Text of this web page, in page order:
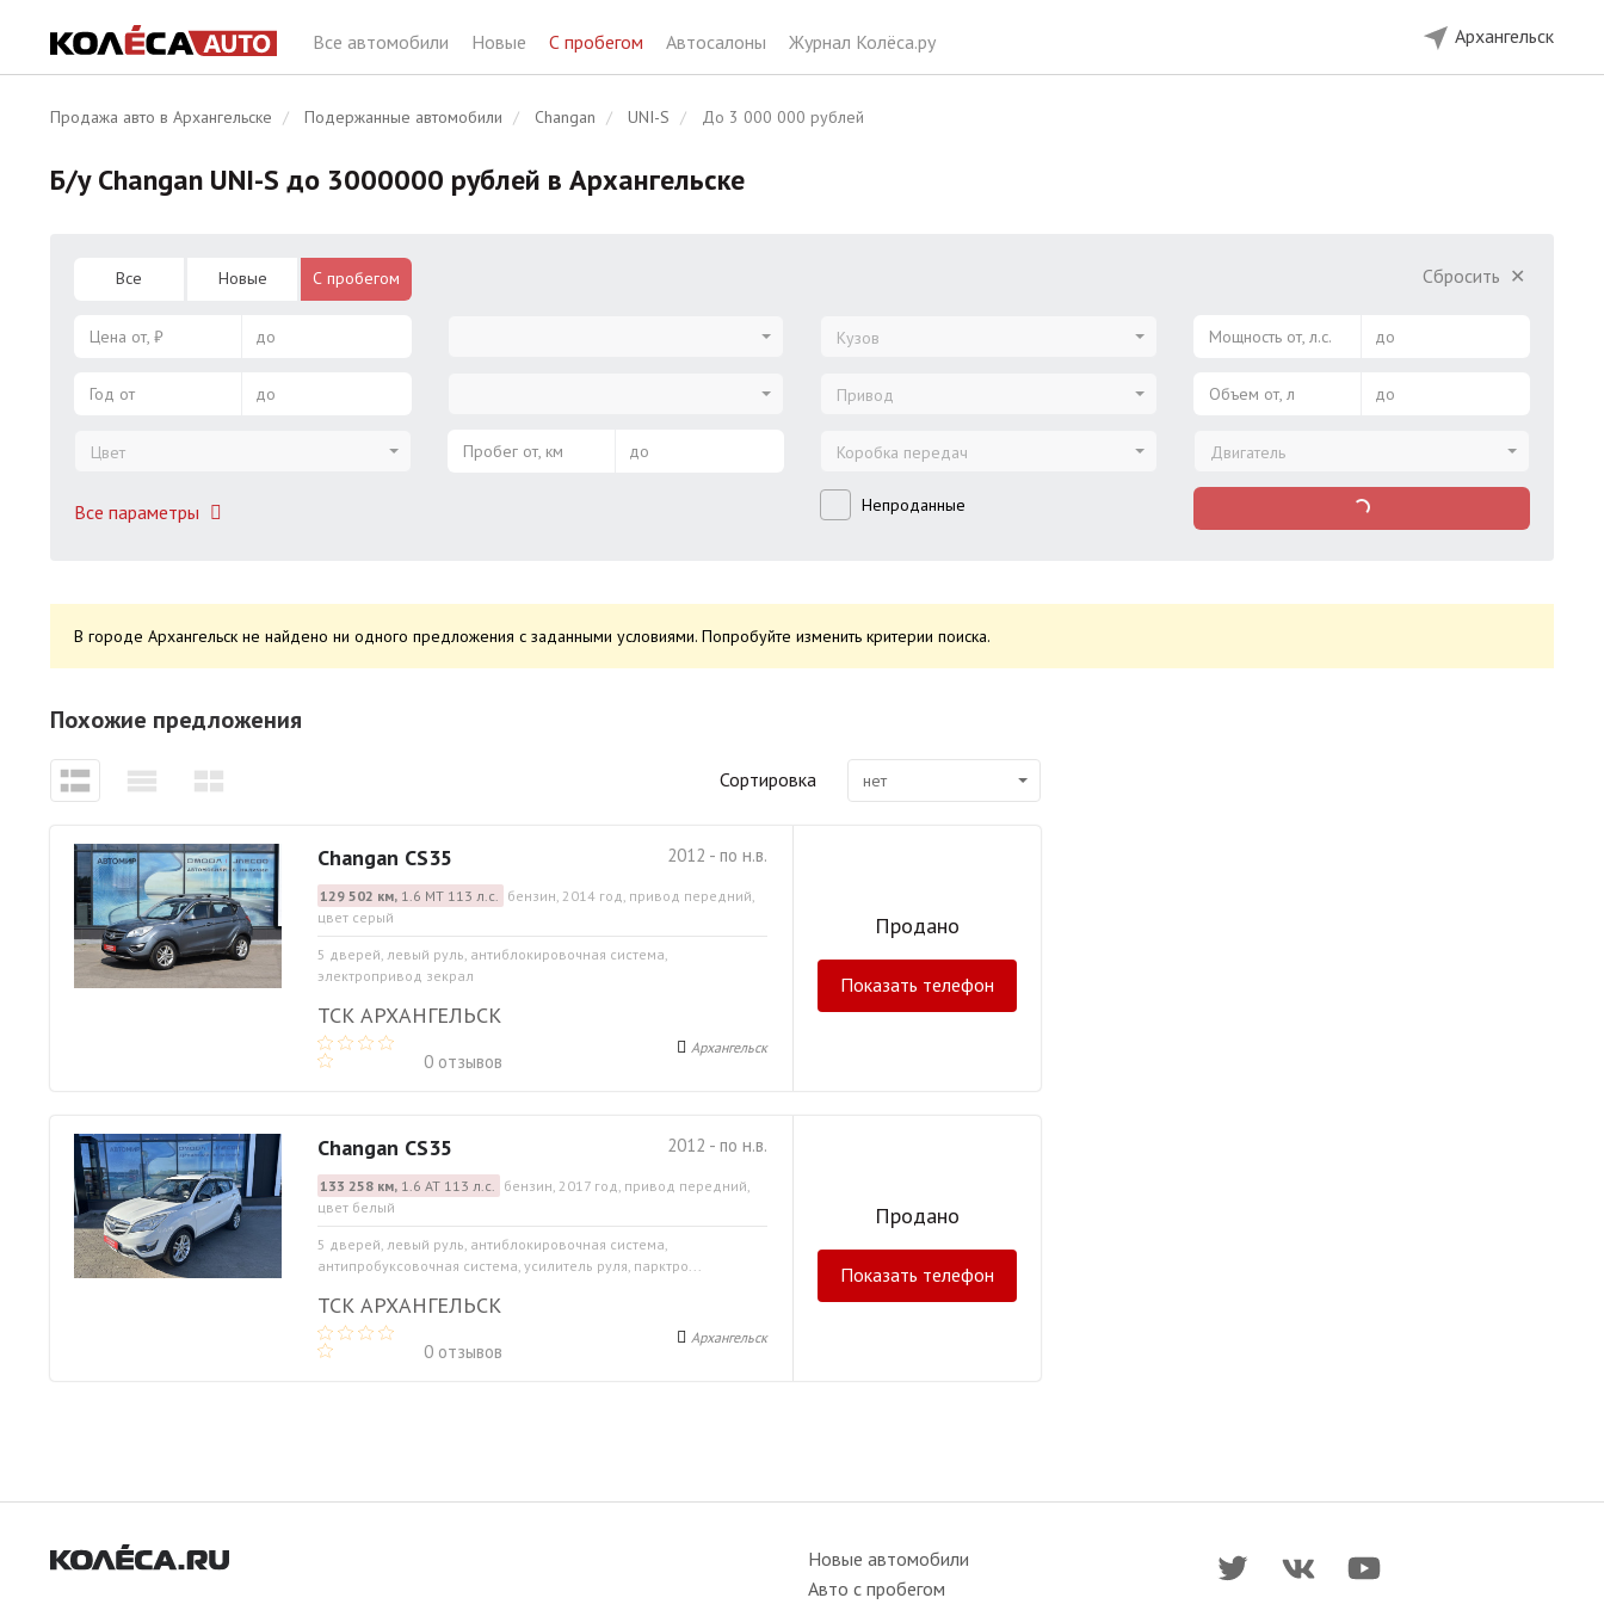
Все автомобили Новые С пробегом Автосалоны Журнал Колёса.ру Архангельск
Продажа авто в Архангельске Подержанные автомобили Changan UNI-S До 3 000 000 рублей
Б/у Changan UNI-S до 3000000 рублей в Архангельске
Все Новые С пробегом
Цена от, ₽ до
Год от до
Цвет
Все параметры
Пробег от, км до
Кузов
Привод
Коробка передач
Непроданные
Сбросить ✕
Мощность от, л.с. до
Объем от, л до
Двигатель
В городе Архангельск не найдено ни одного предложения с заданными условиями. Попробуйте изменить критерии поиска.
Похожие предложения
Сортировка нет
2012 - по н.в.
Changan CS35
129 502 км,1.6 МТ 113 л.с. бензин, 2014 год, привод передний,
цвет серый
5 дверей, левый руль, антиблокировочная система,
электропривод зекрал
ТСК АРХАНГЕЛЬСК
0 отзывов
Архангельск
Продано
Показать телефон
2012 - по н.в.
Changan CS35
133 258 км,1.6 АТ 113 л.с. бензин, 2017 год, привод передний,
цвет белый
5 дверей, левый руль, антиблокировочная система,
антипробуксовочная система, усилитель руля, парктро...
ТСК АРХАНГЕЛЬСК
0 отзывов
Архангельск
Продано
Показать телефон
Новые автомобили
Авто с пробегом